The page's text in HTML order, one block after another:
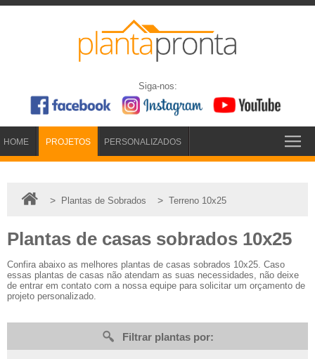
Siga-nos:
HOME PROJETOS PERSONALIZADOS
> Plantas de Sobrados > Terreno 10x25
Plantas de casas sobrados 10x25
Confira abaixo as melhores plantas de casas sobrados 10x25. Caso
essas plantas de casas não atendam as suas necessidades, não deixe
de entrar em contato com a nossa equipe para solicitar um orçamento de
projeto personalizado.
Filtrar plantas por: